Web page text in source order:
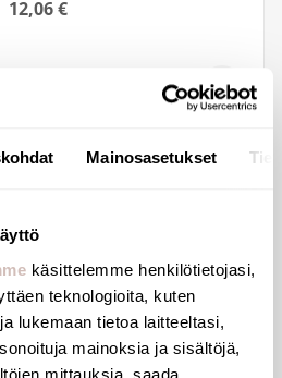
Mainosasetukset
käsittelemme henkilötietojasi,
teknologioita, kuten
lukemaan tietoa laitteeltasi,
mainoksia ja sisältöjä,
mittauksia, saada
12,06 €